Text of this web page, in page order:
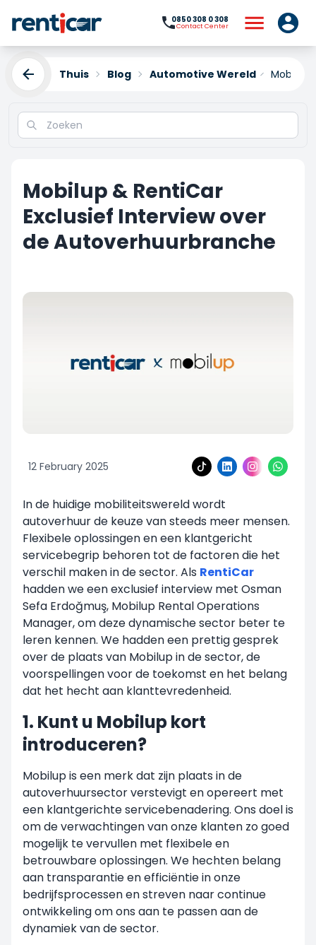
0850 308 0 308
Contact Center
Thuis Blog Automotive Wereld Mobilup
Mobilup & RentiCar
Exclusief Interview over
de Autoverhuurbranche
12 February 2025
In de huidige mobiliteitswereld wordt
autoverhuur de keuze van steeds meer mensen.
Flexibele oplossingen en een klantgericht
servicebegrip behoren tot de factoren die het
verschil maken in de sector. Als RentiCar
hadden we een exclusief interview met Osman
Sefa Erdoğmuş, Mobilup Rental Operations
Manager, om deze dynamische sector beter te
leren kennen. We hadden een prettig gesprek
over de plaats van Mobilup in de sector, de
voorspellingen voor de toekomst en het belang
dat het hecht aan klanttevredenheid.
1. Kunt u Mobilup kort
introduceren?
Mobilup is een merk dat zijn plaats in de
autoverhuursector verstevigt en opereert met
een klantgerichte servicebenadering. Ons doel is
om de verwachtingen van onze klanten zo goed
mogelijk te vervullen met flexibele en
betrouwbare oplossingen. We hechten belang
aan transparantie en efficiëntie in onze
bedrijfsprocessen en streven naar continue
ontwikkeling om ons aan te passen aan de
dynamiek van de sector.